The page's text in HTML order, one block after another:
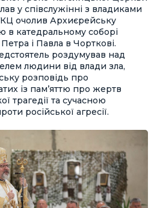
у співслужінні з владиками
очолив Архиєрейську
в катедральному соборі
і Павла в Чорткові.
роздумував над
людини від влади зла,
розповідь про
із пам’яттю про жертв
трагедії та сучасною
російської агресії.